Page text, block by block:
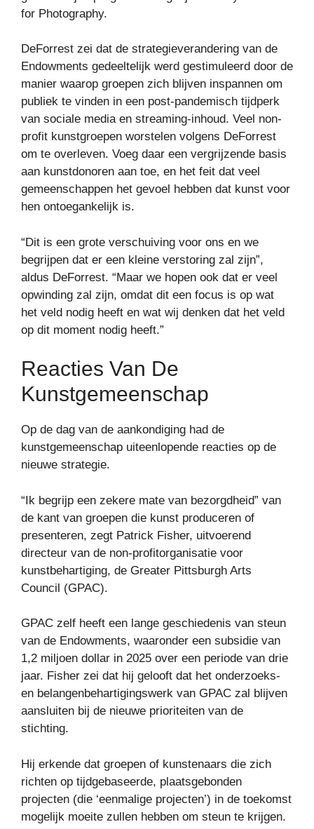
for Photography.
DeForrest zei dat de strategieverandering van de
Endowments gedeeltelijk werd gestimuleerd door de
manier waarop groepen zich blijven inspannen om
publiek te vinden in een post-pandemisch tijdperk
van sociale media en streaming-inhoud. Veel non-
profit kunstgroepen worstelen volgens DeForrest
om te overleven. Voeg daar een vergrijzende basis
aan kunstdonoren aan toe, en het feit dat veel
gemeenschappen het gevoel hebben dat kunst voor
hen ontoegankelijk is.
“Dit is een grote verschuiving voor ons en we
begrijpen dat er een kleine verstoring zal zijn”,
aldus DeForrest. “Maar we hopen ook dat er veel
opwinding zal zijn, omdat dit een focus is op wat
het veld nodig heeft en wat wij denken dat het veld
op dit moment nodig heeft.”
Reacties Van De
Kunstgemeenschap
Op de dag van de aankondiging had de
kunstgemeenschap uiteenlopende reacties op de
nieuwe strategie.
“Ik begrijp een zekere mate van bezorgdheid” van
de kant van groepen die kunst produceren of
presenteren, zegt Patrick Fisher, uitvoerend
directeur van de non-profitorganisatie voor
kunstbehartiging, de Greater Pittsburgh Arts
Council (GPAC).
GPAC zelf heeft een lange geschiedenis van steun
van de Endowments, waaronder een subsidie ​​van
1,2 miljoen dollar in 2025 over een periode van drie
jaar. Fisher zei dat hij gelooft dat het onderzoeks-
en belangenbehartigingswerk van GPAC zal blijven
aansluiten bij de nieuwe prioriteiten van de
stichting.
Hij erkende dat groepen of kunstenaars die zich
richten op tijdgebaseerde, plaatsgebonden
projecten (die ‘eenmalige projecten’) in de toekomst
mogelijk moeite zullen hebben om steun te krijgen.